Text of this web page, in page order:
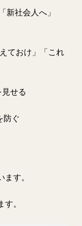
新社会人へ」
ておけ」「これ
せる
防ぐ
す。
。